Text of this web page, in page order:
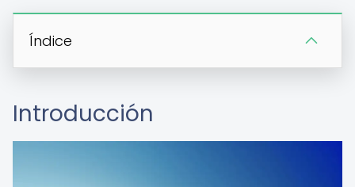
Índice
Introducción